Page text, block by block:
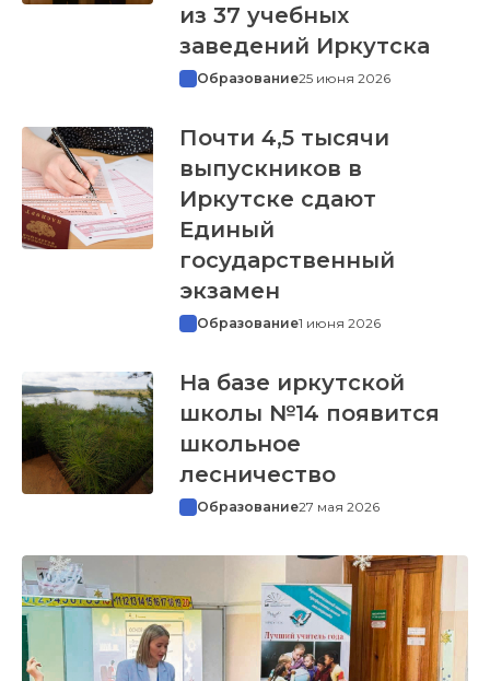
из 37 учебных
заведений Иркутска
Образование25 июня 2026
Почти 4,5 тысячи
выпускников в
Иркутске сдают
Единый
государственный
экзамен
Образование1 июня 2026
На базе иркутской
школы №14 появится
школьное
лесничество
Образование27 мая 2026